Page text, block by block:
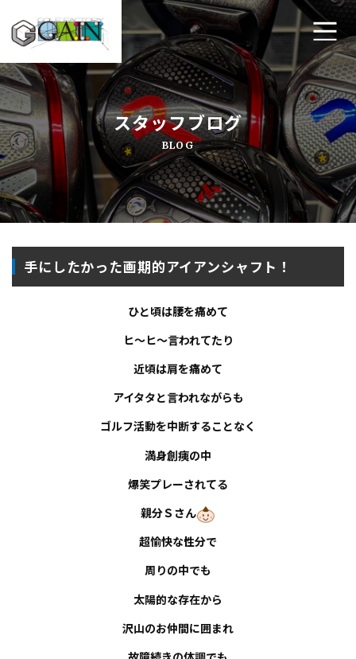
ホーム
ゴルフ工房ゲインについて
工房メニュー
アクセス・店舗案内
よくあるご質問
スタッフブログ
BLOG
手にしたかった画期的アイアンシャフト！
ひと頃は腰を痛めて
ヒ～ヒ～言われてたり
近頃は肩を痛めて
アイタタと言われながらも
ゴルフ活動を中断することなく
満身創痍の中
爆笑プレーされてる
親分Ｓ さん
超愉快な性分で
周りの中でも
太陽的な存在から
沢山のお仲間に囲まれ